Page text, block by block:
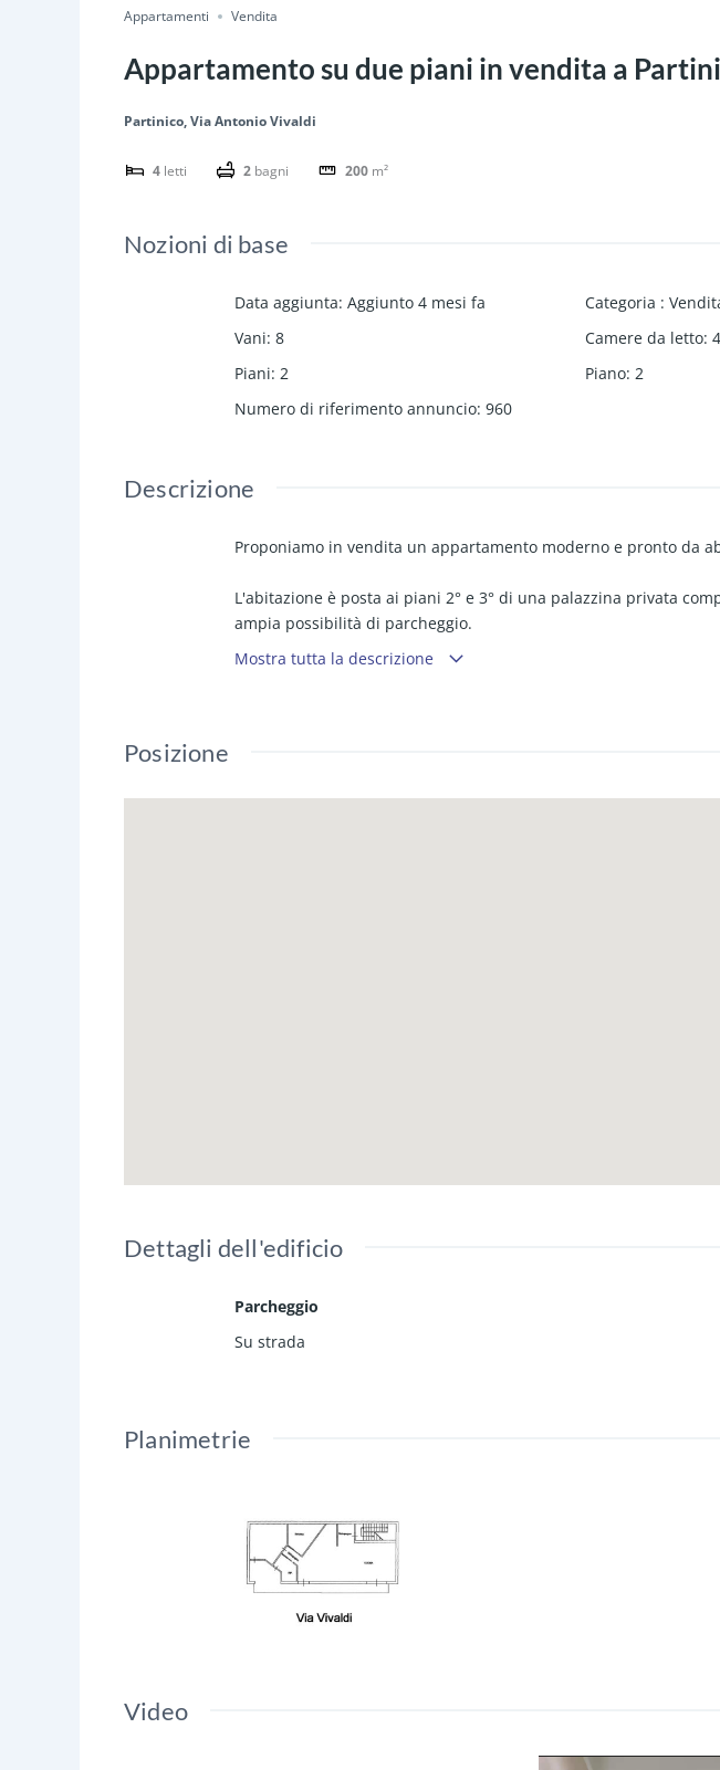
Appartamenti Vendita
Appartamento su due piani in vendita a
Partinico, Via Antonio Vivaldi
4 letti 2 bagni 200 m²
Nozioni di base
Data aggiunta: Aggiunto 4 mesi fa Categoria :
Vani: 8 Camere da letto: 4
Piani: 2 Piano: 2
Numero di riferimento annuncio: 960
Descrizione
Proponiamo in vendita un appartamento moderno e pronto da
L'abitazione è posta ai piani 2° e 3° di una palazzina privata
ampia possibilità di parcheggio.
doccia, ripostiglio ed ampia camera padronale con comoda
Mostra tutta la descrizione
Posizione
Dettagli dell'edificio
Parcheggio
Su strada
Planimetrie
Video